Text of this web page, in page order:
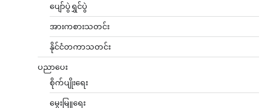
ပျော်ပွဲရွှင်ပွဲ
အားကစားသတင်း
နိုင်ငံတကာသတင်း
ပညာပေး
စိုက်ပျိုးရေး
မွေးမြူရေး